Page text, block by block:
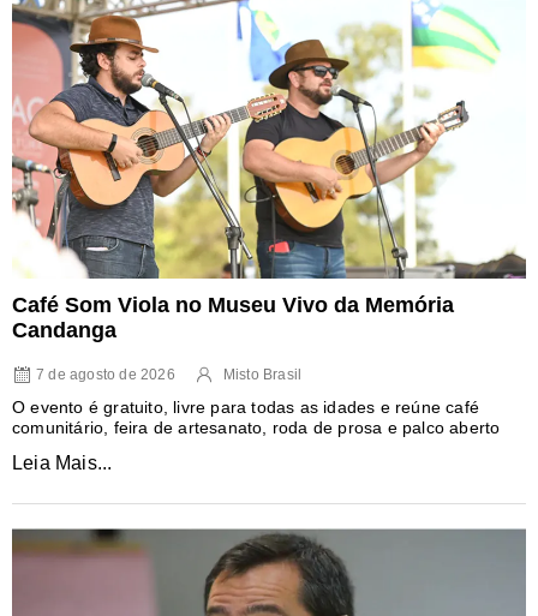
Café Som Viola no Museu Vivo da Memória
Candanga
7 de agosto de 2026 Misto Brasil
O evento é gratuito, livre para todas as idades e reúne café
comunitário, feira de artesanato, roda de prosa e palco aberto
Leia Mais...